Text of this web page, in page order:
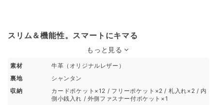
スリム＆機能性。スマートにキマる
もっと見る
素材
牛革（オリジナルレザー）
裏地
シャンタン
収納
カードポケット×12 / フリーポケット×2 / 札入れ×2 / 内
側小銭入れ / 外側ファスナー付ポケット×1